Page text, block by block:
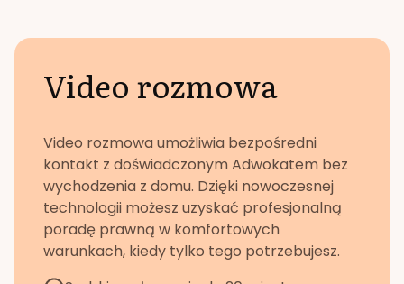
Video rozmowa
Video rozmowa umożliwia bezpośredni
kontakt z doświadczonym Adwokatem bez
wychodzenia z domu. Dzięki nowoczesnej
technologii możesz uzyskać profesjonalną
poradę prawną w komfortowych
warunkach, kiedy tylko tego potrzebujesz.